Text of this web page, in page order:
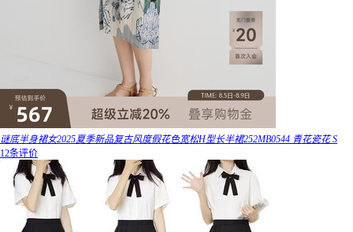
谜底半身裙女2025夏季新品复古风度假花色宽松H型长半裙252MB0544 青花瓷花 S
12条评价